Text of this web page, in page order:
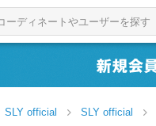
ーディネートやユーザーを探す
SLY official SLY official